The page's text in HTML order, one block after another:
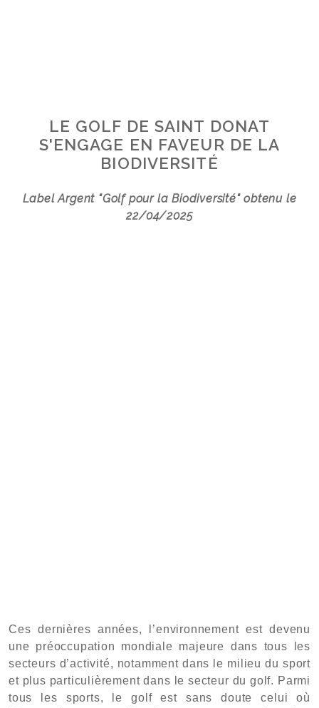
LE GOLF DE SAINT DONAT
S'ENGAGE EN FAVEUR DE LA
BIODIVERSITÉ
Label Argent "Golf pour la Biodiversité" obtenu le
22/04/2025
Ces dernières années, l’environnement est devenu
une préoccupation mondiale majeure dans tous les
secteurs d’activité, notamment dans le milieu du sport
et plus particulièrement dans le secteur du golf. Parmi
tous les sports, le golf est sans doute celui où